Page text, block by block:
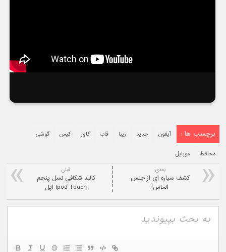
برچسب ها : آیفون جدید زیبا قاب کاور کیس گوشی
محافظ موبایل
قبلی
کالبد شکافي نسل پنجم
Ipod Touch اپل
بعدی:
کشف سياره اي از جنس
الماس!